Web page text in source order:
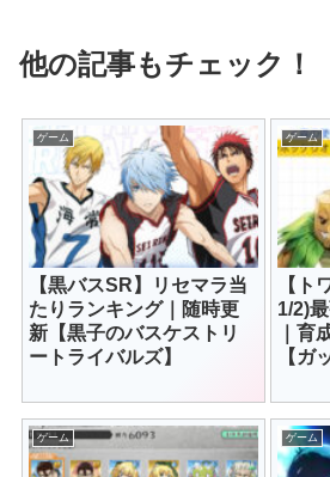
他の記事もチェック！
ゲーム
【黒バスSR】リセマラ当
たりランキング｜随時更
新【黒子のバスケストリ
ートライバルズ】
ゲーム
【ト
1/2)
｜育
【ガ
ゲーム ゲーム